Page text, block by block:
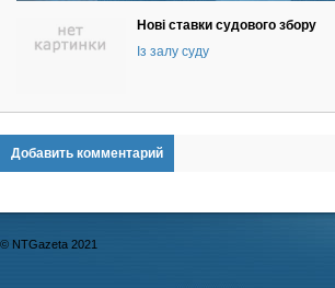
Нові ставки судового збору
Із залу суду
Добавить комментарий
© NTGazeta 2021